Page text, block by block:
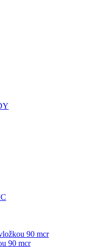
90 mcr
90 mcr